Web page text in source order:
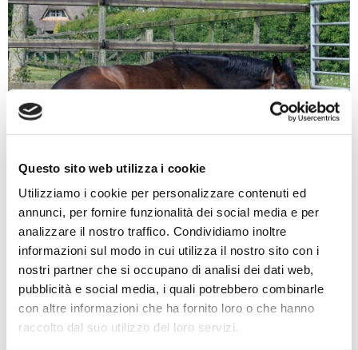
Questo sito web utilizza i cookie
Utilizziamo i cookie per personalizzare contenuti ed
annunci, per fornire funzionalità dei social media e per
analizzare il nostro traffico. Condividiamo inoltre
informazioni sul modo in cui utilizza il nostro sito con i
nostri partner che si occupano di analisi dei dati web,
pubblicità e social media, i quali potrebbero combinarle
con altre informazioni che ha fornito loro o che hanno
raccolto dal suo utilizzo dei loro servizi.
Coliche: tutto sulle coliche
nei cavalli
Leggi di più 0 minuti